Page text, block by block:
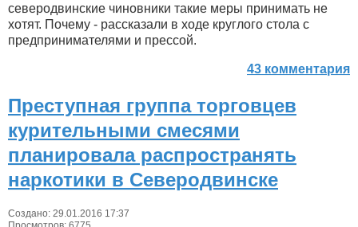
северодвинские чиновники такие меры принимать не
хотят. Почему - рассказали в ходе круглого стола с
предпринимателями и прессой.
43 комментария
Преступная группа торговцев
курительными смесями
планировала распространять
наркотики в Северодвинске
Создано: 29.01.2016 17:37